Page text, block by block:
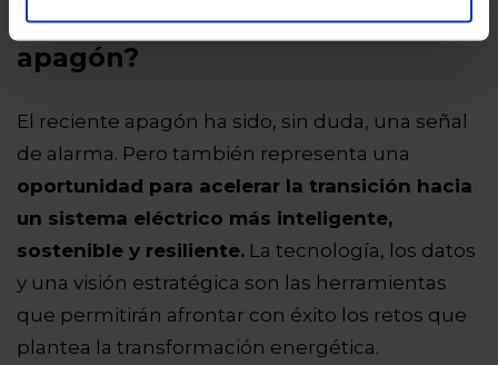
¿Podemos afrontar otro
apagón?
El reciente apagón ha sido, sin duda, una señal
de alarma. Pero también representa una
oportunidad para acelerar la transición hacia
un sistema eléctrico más inteligente,
sostenible y resiliente. La tecnología, los datos
y una visión estratégica son las herramientas
que permitirán afrontar con éxito los retos que
plantea la transformación energética.